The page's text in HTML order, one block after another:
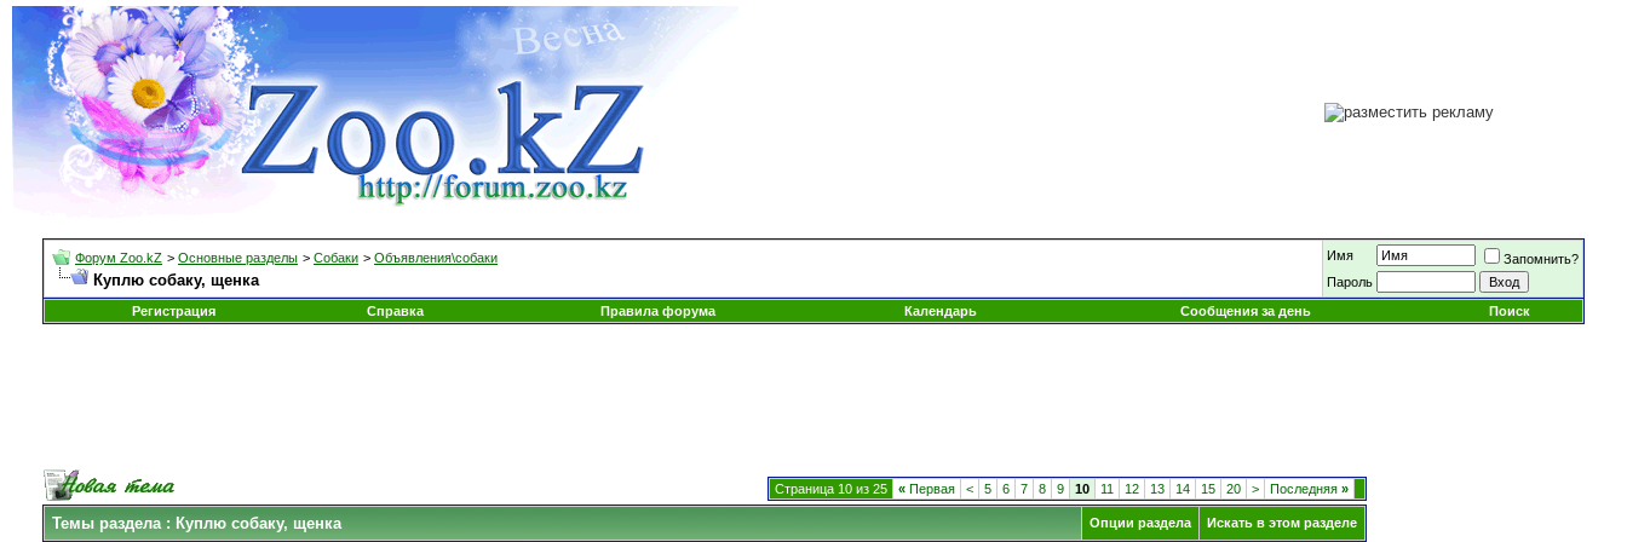
Форум Zoo.kZ > Основные разделы > Собаки > Объявления\собаки
Куплю собаку, щенка
Имя
Запомнить?
Пароль
Регистрация
Справка Правила форума Календарь Сообщения за день Поиск
Страница 10 из 25 « Первая < 5 6 7 8 9 10 11 12 13 14 15 20 > Последняя »
Темы раздела: Куплю собаку, щенка Опции раздела Искать в этом разделе